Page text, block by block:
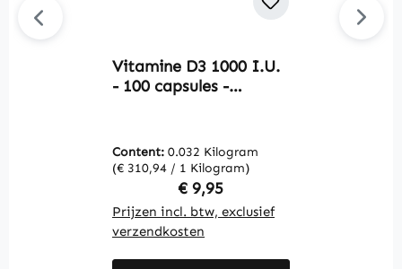
Vitamine D3 1000 I.U.
- 100 capsules -
tanden, spieren en
meer | Warnke
Vitalstoffe
Content: 0.032 Kilogram
(€ 310,94 / 1 Kilogram)
Regular price:
€ 9,95
Prijzen incl. btw, exclusief
verzendkosten